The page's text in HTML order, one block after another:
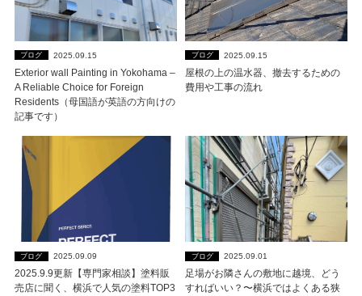
ブログ 2025.09.15
Exterior wall Painting in Yokohama –
A Reliable Choice for Foreign
Residents（母国語が英語の方向けの
記事です）
ブログ 2025.09.15
屋根の上の温水器、撤去するための
費用や工事の流れ
ブログ 2025.09.09
2025.9.9更新【専門家相談】塗料販
売店に聞く、横浜で人気の塗料TOP3
ブログ 2025.09.01
足場がお隣さんの敷地に越境、どう
すればいい？〜横浜ではよくある狭